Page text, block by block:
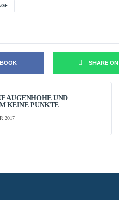
SHARE
AUGENHÖHE UND
KEINE PUNKTE
2017